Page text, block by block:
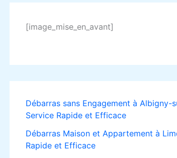
[image_mise_en_avant]
Débarras sans Engagement à Albigny-
Service Rapide et Efficace
Débarras Maison et Appartement à
Rapide et Efficace